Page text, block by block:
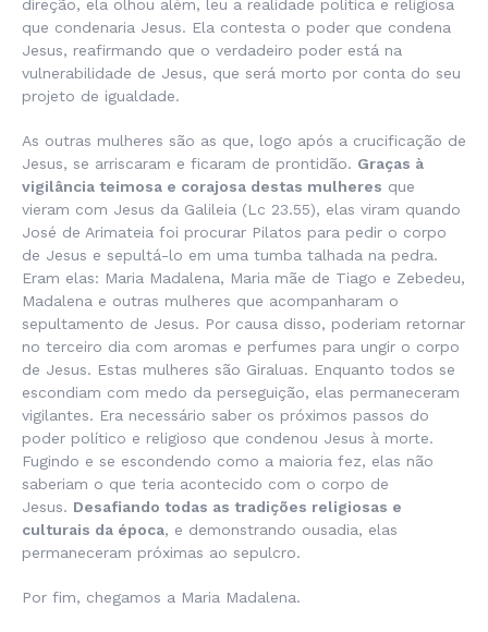
direção, ela olhou além, leu a realidade política e religiosa
que condenaria Jesus. Ela contesta o poder que condena
Jesus, reafirmando que o verdadeiro poder está na
vulnerabilidade de Jesus, que será morto por conta do seu
projeto de igualdade.
As outras mulheres são as que, logo após a crucificação de
Jesus, se arriscaram e ficaram de prontidão. Graças à
vigilância teimosa e corajosa destas mulheres que
vieram com Jesus da Galileia (Lc 23.55), elas viram quando
José de Arimateia foi procurar Pilatos para pedir o corpo
de Jesus e sepultá-lo em uma tumba talhada na pedra.
Eram elas: Maria Madalena, Maria mãe de Tiago e Zebedeu,
Madalena e outras mulheres que acompanharam o
sepultamento de Jesus. Por causa disso, poderiam retornar
no terceiro dia com aromas e perfumes para ungir o corpo
de Jesus. Estas mulheres são Giraluas. Enquanto todos se
escondiam com medo da perseguição, elas permaneceram
vigilantes. Era necessário saber os próximos passos do
poder político e religioso que condenou Jesus à morte.
Fugindo e se escondendo como a maioria fez, elas não
saberiam o que teria acontecido com o corpo de
Jesus. Desafiando todas as tradições religiosas e
culturais da época, e demonstrando ousadia, elas
permaneceram próximas ao sepulcro.
Por fim, chegamos a Maria Madalena.